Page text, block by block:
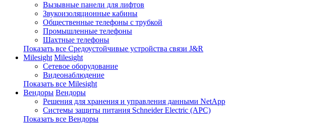
Вызывные панели для лифтов
Звукоизоляционные кабины
Общественные телефоны с трубкой
Промышленные телефоны
Шахтные телефоны
Показать все Средоустойчивые устройства связи J&R
Milesight Milesight
Сетевое оборудование
Видеонаблюдение
Показать все Milesight
Вендоры Вендоры
Решения для хранения и управления данными NetApp
Системы защиты питания Schneider Electric (APC)
Показать все Вендоры